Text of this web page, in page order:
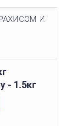
И
- 1.5кг